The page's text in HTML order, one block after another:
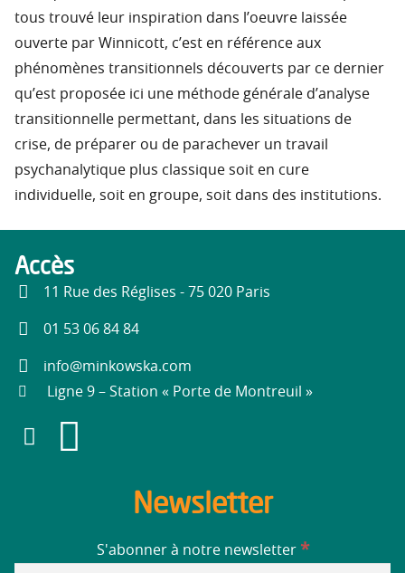
tous trouvé leur inspiration dans l’oeuvre laissée
ouverte par Winnicott, c’est en référence aux
phénomènes transitionnels découverts par ce dernier
qu’est proposée ici une méthode générale d’analyse
transitionnelle permettant, dans les situations de
crise, de préparer ou de parachever un travail
psychanalytique plus classique soit en cure
individuelle, soit en groupe, soit dans des institutions.
Accès
11 Rue des Réglises - 75 020 Paris
01 53 06 84 84
info@minkowska.com
Ligne 9 – Station « Porte de Montreuil »
Newsletter
S'abonner à notre newsletter *